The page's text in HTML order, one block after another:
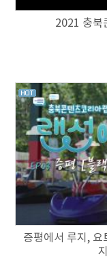
2021 충북
증평에서 루지, 요